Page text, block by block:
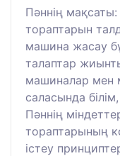
Пәннің
тораптарын
машина жасау
талаптар
машиналар мен
саласында
Пәннің
тораптарының
істеу